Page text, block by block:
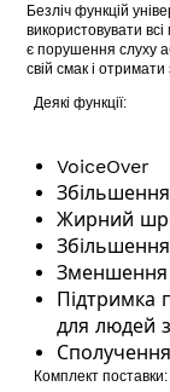
Безліч функцій
використовувати
є порушення слуху
свій смак і
Деякі функції:
VoiceOver
Збільшення
Жирний
Збільшення
Зменшення
Підтримка
для людей
Комплект поставки: